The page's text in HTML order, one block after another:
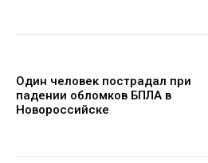
Один человек пострадал при
падении обломков БПЛА в
Новороссийске